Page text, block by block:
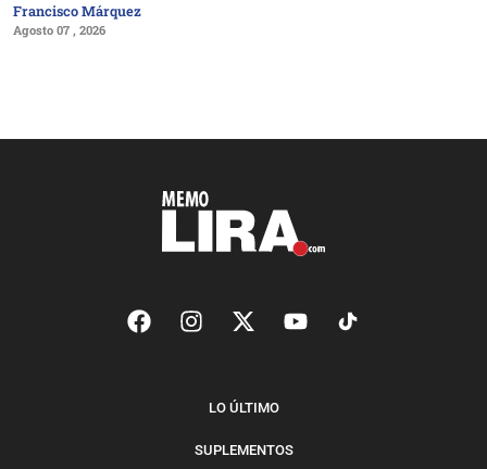
Francisco Márquez
Agosto 07 , 2026
LO ÚLTIMO
SUPLEMENTOS